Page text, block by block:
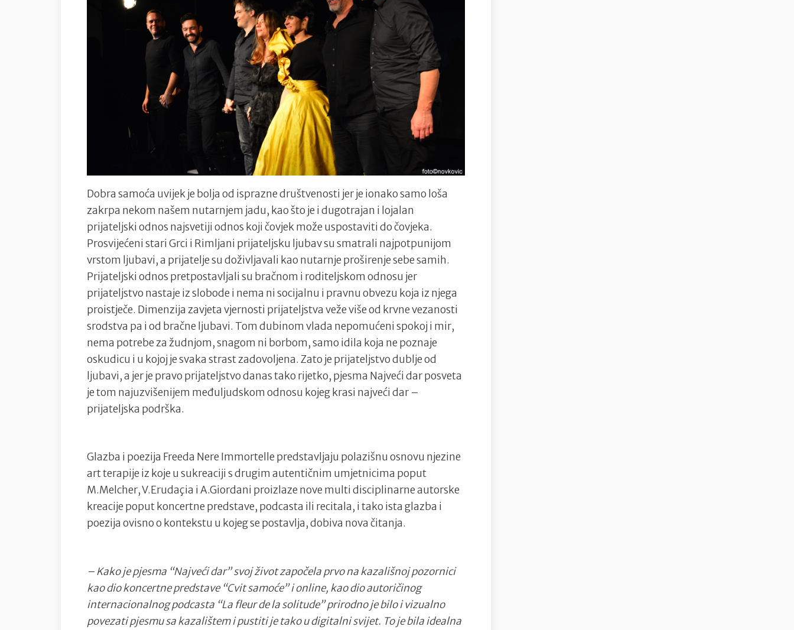
Dobra samoća uvijek je bolja od isprazne društvenosti jer je ionako samo loša
zakrpa nekom našem nutarnjem jadu, kao što je i dugotrajan i lojalan
prijateljski odnos najsvetiji odnos koji čovjek može uspostaviti do čovjeka.
Prosvijećeni stari Grci i Rimljani prijateljsku ljubav su smatrali najpotpunijom
vrstom ljubavi, a prijatelje su doživljavali kao nutarnje proširenje sebe samih.
Prijateljski odnos pretpostavljali su bračnom i roditeljskom odnosu jer
prijateljstvo nastaje iz slobode i nema ni socijalnu i pravnu obvezu koja iz njega
proistječe. Dimenzija zavjeta vjernosti prijateljstva veže više od krvne vezanosti
srodstva pa i od bračne ljubavi. Tom dubinom vlada nepomućeni spokoj i mir,
nema potrebe za žudnjom, snagom ni borbom, samo idila koja ne poznaje
oskudicu i u kojoj je svaka strast zadovoljena. Zato je prijateljstvo dublje od
ljubavi, a jer je pravo prijateljstvo danas tako rijetko, pjesma Najveći dar posveta
je tom najuzvišenijem međuljudskom odnosu kojeg krasi najveći dar –
prijateljska podrška.
Glazba i poezija Freeda Nere Immortelle predstavljaju polazišnu osnovu njezine
art terapije iz koje u sukreaciji s drugim autentičnim umjetnicima poput
M.Melcher, V.Erudaçia i A.Giordani proizlaze nove multi disciplinarne autorske
kreacije poput koncertne predstave, podcasta ili recitala, i tako ista glazba i
poezija ovisno o kontekstu u kojeg se postavlja, dobiva nova čitanja.
– Kako je pjesma “Najveći dar” svoj život započela prvo na kazališnoj pozornici
kao dio koncertne predstave “Cvit samoće” i online, kao dio autoričinog
internacionalnog podcasta “La fleur de la solitude” prirodno je bilo i vizualno
povezati pjesmu sa kazalištem i pustiti je tako u digitalni svijet. To je bila idealna